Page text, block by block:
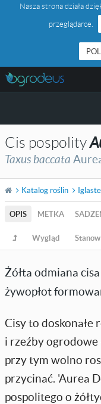
Nasza strona działa
przeglądarce.
Cis pospolity
Taxus baccata
Katalog roślin Iglaste
OPIS METKA
Wygląd
Żółta odmiana
żywopłot
Cisy to doskonałe
i rzeźby ogrodowe
przy tym wolno
przycinać. 'Aurea
pospolitego o